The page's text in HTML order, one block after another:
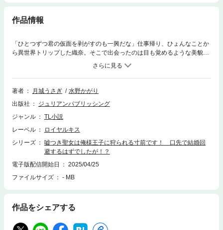
作品情報
「ひとつずつ君の仮面を剥がすのも一興だな」仕事帰り、ひょんなことか
ら異世界トリップした織奈。そこで出会ったのは目も覚めるような美貌の
王子！ 何と彼は最も自分と相性のいい『運命の花嫁』を得られる魔法を
使い彼女を召喚したという。けれど織奈は25歳、そんな夢物語に乗れる年
ではない。何とか穏便に断ろうと、45歳既婚（超若作り設定）と嘘を吐き
何かの間違いと言い張るものの、王子――エミールはとってもいい笑顔
なく“異世界から来た聖女”という体で滞在するも、真実を見抜こうとする
俺様王子との腹の探り合いで心が休まらない。やがて焦れたエミールは、
なセット版もご用意しております。是非そちらもご確認ください。
著者 月城うさぎ
水野かがり
出版社
ジュリアンパブリッシング
ジャンル
TL小説
レーベル
ロイヤルキス
シリーズ
嘘つき聖女は俺様王子に狩られる寸前です！ 口先で結婚回
避するはずでしたが！？
電子版配信開始日
2025/04/25
ファイルサイズ
- MB
作品をシェアする